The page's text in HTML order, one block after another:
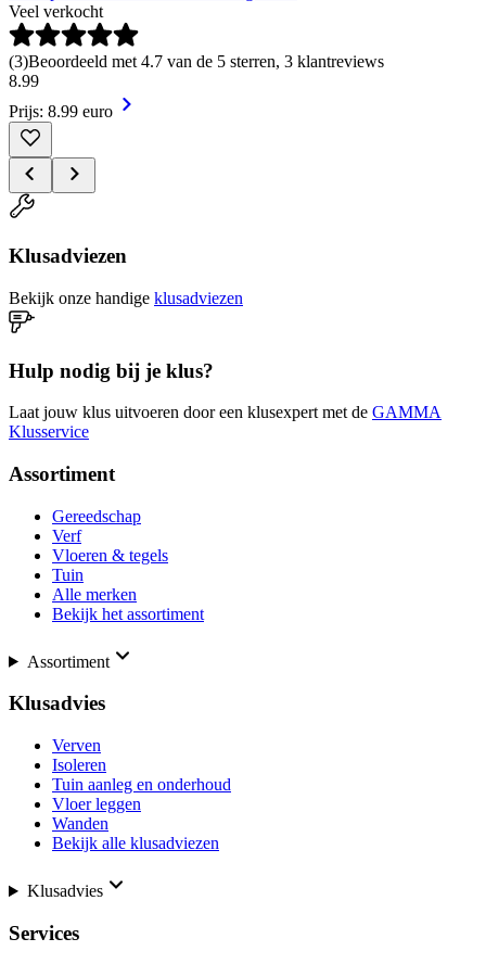
Veel verkocht
(3)Beoordeeld met 4.7 van de 5 sterren, 3 klantreviews
8.99
Prijs: 8.99 euro
Klusadviezen
Bekijk onze handige klusadviezen
Hulp nodig bij je klus?
Laat jouw klus uitvoeren door een klusexpert met de GAMMA
Klusservice
Assortiment
Gereedschap
Verf
Vloeren & tegels
Tuin
Alle merken
Bekijk het assortiment
Assortiment
Klusadvies
Verven
Isoleren
Tuin aanleg en onderhoud
Vloer leggen
Wanden
Bekijk alle klusadviezen
Klusadvies
Services